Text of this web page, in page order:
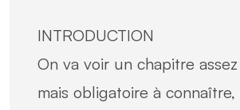
INTRODUCTION
On va voir un chapitre
mais obligatoire à connaître,